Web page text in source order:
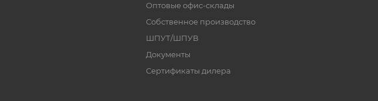
Оптовые офис-склады
Собственное производство
ШПУТ/ШПУВ
Документы
Сертификаты дилера